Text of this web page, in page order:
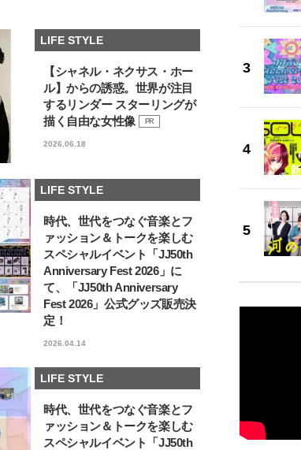
LIFE STYLE
【シャネル・ネクサス・ホー
ル】からの誘惑。世界が注目
するリンダー スターリングが
描く自由な女性像
PR
2026.06.18
LIFE STYLE
時代、世代をつなぐ音楽とフ
ァッション＆トークを楽しむ
スペシャルイベント「JJ50th
Anniversary Fest 2026」に
て、「JJ50th Anniversary
Fest 2026」公式グッズ販売決
定！
2026.04.14
LIFE STYLE
時代、世代をつなぐ音楽とフ
ァッション＆トークを楽しむ
スペシャルイベント「JJ50th